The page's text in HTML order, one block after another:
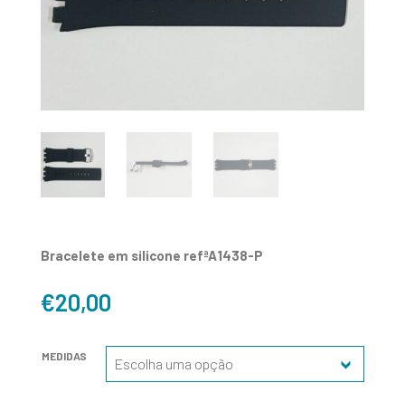
Bracelete em silicone refªA1438-P
€20,00
MEDIDAS